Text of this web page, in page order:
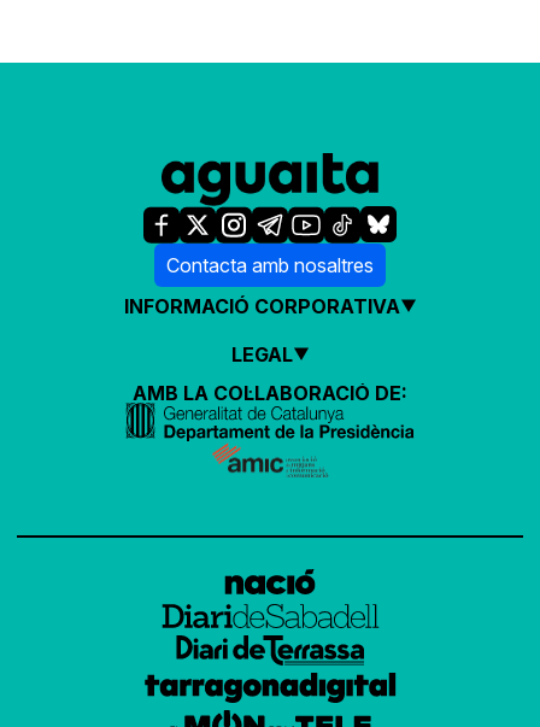
Contacta amb nosaltres
INFORMACIÓ CORPORATIVA
LEGAL
AMB LA COL·LABORACIÓ DE: